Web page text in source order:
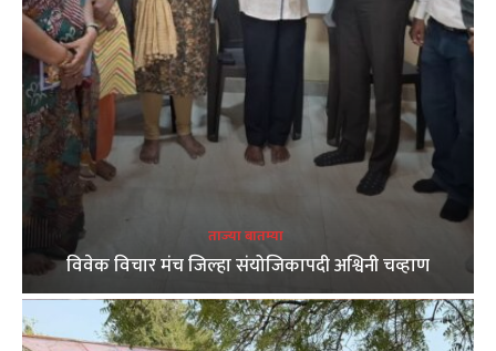
ताज्या बातम्या
विवेक विचार मंच जिल्हा संयोजिकापदी अश्विनी चव्हाण